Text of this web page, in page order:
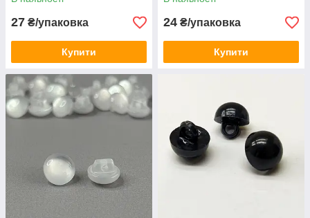
27 ₴/упаковка
Купити
24 ₴/упаковка
Купити